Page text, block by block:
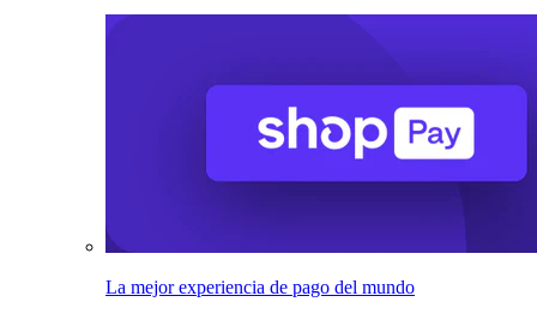
La mejor experiencia de pago del mundo